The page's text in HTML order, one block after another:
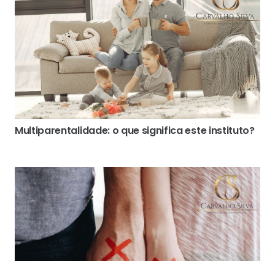
Multiparentalidade: o que significa este instituto?